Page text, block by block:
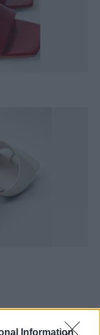
Information